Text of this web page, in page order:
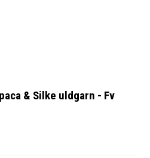
& Silke uldgarn - Fv